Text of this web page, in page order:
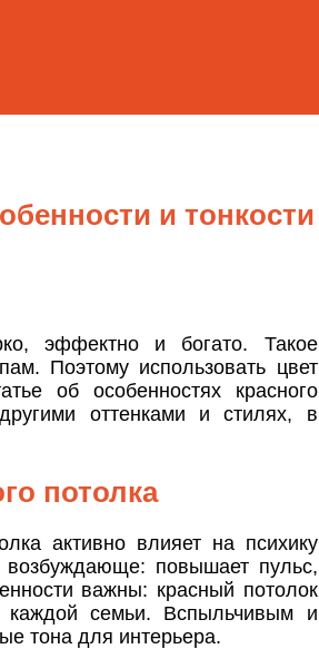
и тонкости
эффектно и богато. Такое
Поэтому использовать цвет
об особенностях красного
оттенками и стилях, в
потолка
активно влияет на психику
возбуждающе: повышает пульс,
важны: красный потолок
семьи. Вспыльчивым и
тона для интерьера.